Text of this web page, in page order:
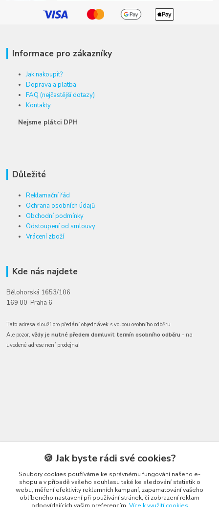
Informace pro zákazníky
Jak nakoupit?
Doprava a platba
FAQ (nejčastější dotazy)
Kontakty
Nejsme plátci DPH
Důležité
Reklamační řád
Ochrana osobních údajů
Obchodní podmínky
Odstoupení od smlouvy
Vrácení zboží
Kde nás najdete
Bělohorská 1653/106
169 00 Praha 6
Tato adresa slouží pro předání objednávek s volbou osobního odběru.
Ale pozor,vždy je nutné předem domluvit termín osobního odběru - na
uvedené adrese není prodejna!
Kontakty🍪 Jak byste rádi své cookies?
Soubory cookies používáme ke správnému fungování našeho e-
shopu a v případě vašeho souhlasu také ke sledování statistik o
webu, měření efektivity reklamních kampaní, zapamatování vašeho
oblíbeného nastavení při používání stránek, či zobrazení reklam